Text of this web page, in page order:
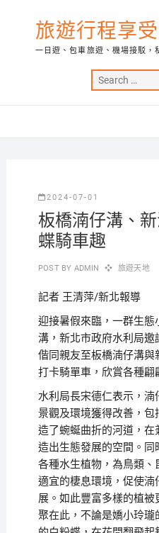
旅遊行程享
一日遊、包車旅遊、機場接駁，
2024-07-01
板橋湳仔溝、
蝶騎車趣
POST BY ADMIN 旅遊天地
記者 王清萍/新北報導
迎接暑假來臨，一群生
溝，新北市政府水利局邀
偕同親友至板橋湳仔溝
打卡騎單車，欣賞各種翩
水利局長宋德仁表示，
景觀及環境獲得改善，
造了蜿蜒曲折的河道，在
造出生態發展的空間。同
各種水生植物，為鳥類、
適宜的棲息環境，促使
展。如此豐富多樣的植
聚在此，不論是嬌小玲